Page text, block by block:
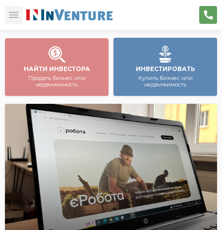
НАЙТИ ИНВЕСТОРА
Продать бизнес или
недвижимость
ИНВЕСТИРОВАТЬ
Купить бизнес или
недвижимость